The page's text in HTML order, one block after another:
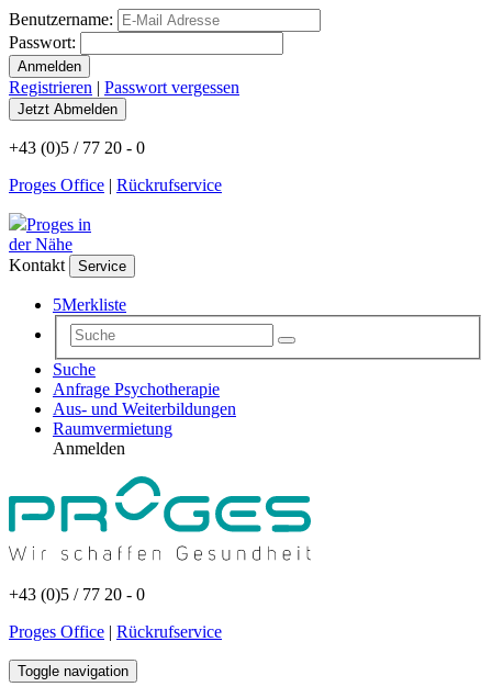
Benutzername:
Passwort:
Registrieren | Passwort vergessen
+43 (0)5 / 77 20 - 0
Proges Office | Rückrufservice
Proges in
der Nähe
Kontakt
Service
5Merkliste
Suche
Anfrage Psychotherapie
Aus- und Weiterbildungen
Raumvermietung
Anmelden
+43 (0)5 / 77 20 - 0
Proges Office | Rückrufservice
Toggle navigation